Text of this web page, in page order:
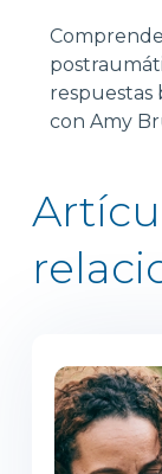
respuestas
con Amy